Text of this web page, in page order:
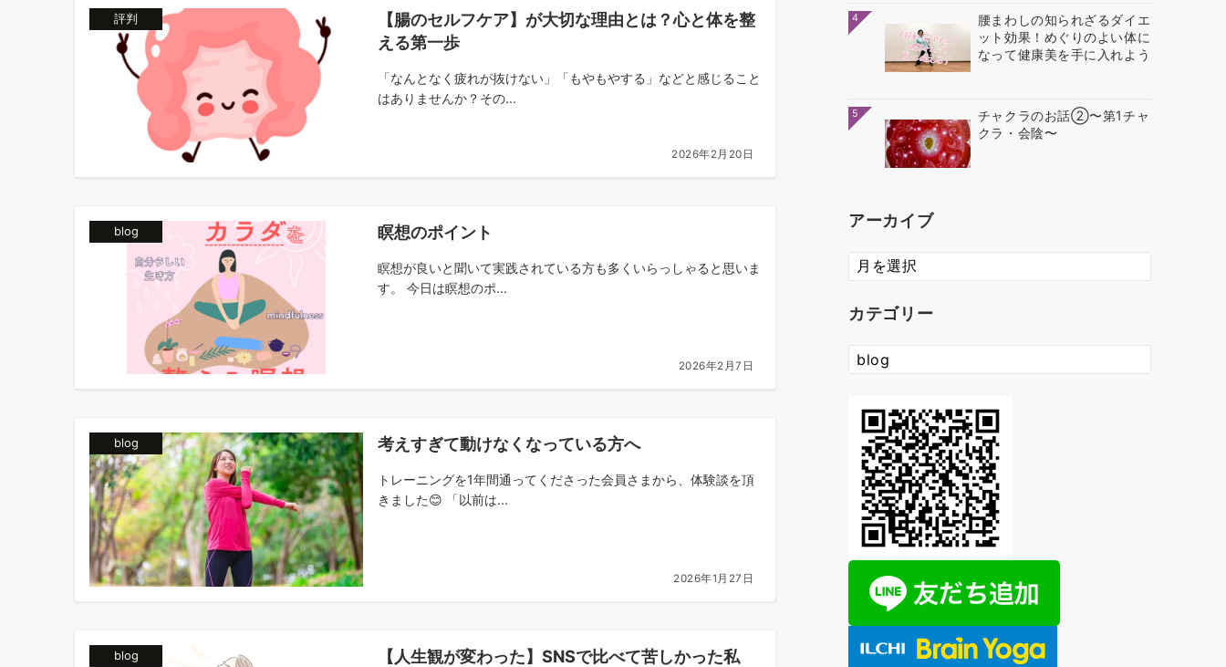
評判
【腸のセルフケア】が大切な理由とは？心と体を整
える第一歩
「なんとなく疲れが抜けない」「もやもやする」などと感じること
はありませんか？その...
2026年2月20日
blog 瞑想のポイント
瞑想が良いと聞いて実践されている方も多くいらっしゃると思いま
す。 今日は瞑想のポ...
2026年2月7日
blog 考えすぎて動けなくなっている方へ
トレーニングを1年間通ってくださった会員さまから、体験談を頂
きました😊 「以前は...
2026年1月27日
blog
【人生観が変わった】SNSで比べて苦しかった私
4
腰まわしの知られざるダイエ
ット効果！めぐりのよい体に
なって健康美を手に入れよう
5
チャクラのお話②〜第1チャ
クラ・会陰〜
アーカイブ
ア
ー
イ
カテゴリー
カ
テ